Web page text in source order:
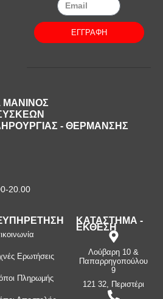
ΕΓΓΡΑΦΗ
ΜΑΝΙΝΟΣ
- ΘΕΡΜΑΝΣΗΣ
20.00
Ερωτήσεις
Πληρωμής
ΚΑΤΑΣΤΗΜΑ -
ΕΚΘΕΣΗ
Λούβαρη 10 &
Παπαρρηγοπούλου
9
121 32, Περιστέρι